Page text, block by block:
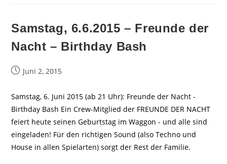
Samstag, 6.6.2015 – Freunde der
Nacht – Birthday Bash
BeitragJuni 2, 2015
Samstag, 6. Juni 2015 (ab 21 Uhr): Freunde der Nacht -
Birthday Bash Ein Crew-Mitglied der FREUNDE DER NACHT
feiert heute seinen Geburtstag im Waggon - und alle sind
eingeladen! Für den richtigen Sound (also Techno und
House in allen Spielarten) sorgt der Rest der Familie.